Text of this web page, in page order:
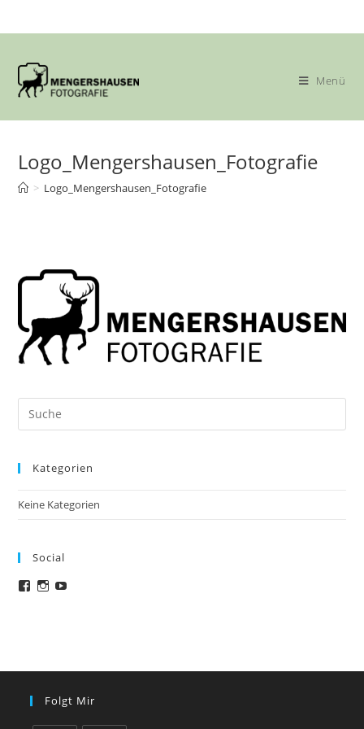
Inhalt
Menü
Logo_Mengershausen_Fotografie
> Logo_Mengershausen_Fotografie
Search
this
Kategorien
Keine Kategorien
Social
Facebook
Instagram
Folgt Mir